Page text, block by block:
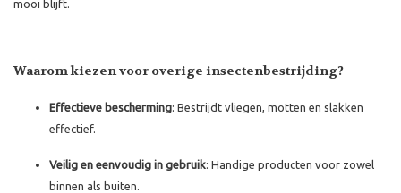
mooi blijft.
Waarom kiezen voor overige insectenbestrijding?
Effectieve bescherming: Bestrijdt vliegen, motten en slakken
effectief.
Veilig en eenvoudig in gebruik: Handige producten voor zowel
binnen als buiten.